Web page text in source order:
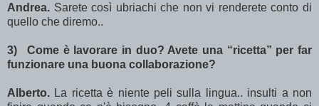
Andrea. Sarete così ubriachi che non vi renderete conto di
quello che diremo..
3)
Come è lavorare in duo? Avete una “ricetta” per far
funzionare una buona collaborazione?
Alberto. La ricetta è niente peli sulla lingua.. insulti a non